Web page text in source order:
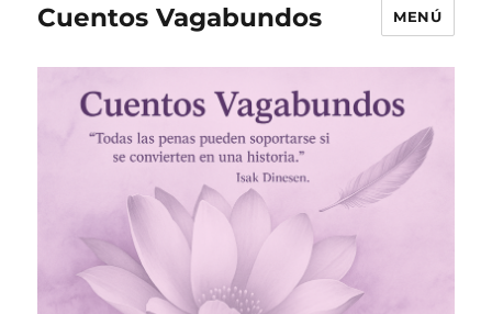
Cuentos Vagabundos MENÚ